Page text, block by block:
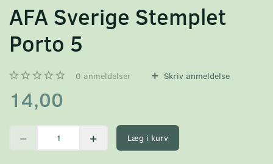
AFA Sverige Stemplet
Porto 5
0 anmeldelser Skriv anmeldelse
14,00
Læg i kurv